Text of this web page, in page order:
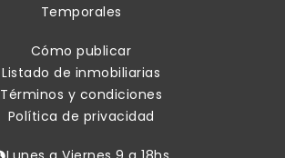
Temporales
Cómo publicar
Listado de inmobiliarias
Términos y condiciones
Política de privacidad